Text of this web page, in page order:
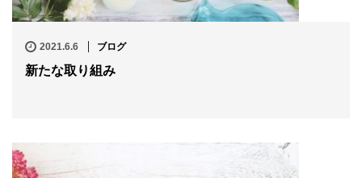
2021.6.6 ブログ
新たな取り組み